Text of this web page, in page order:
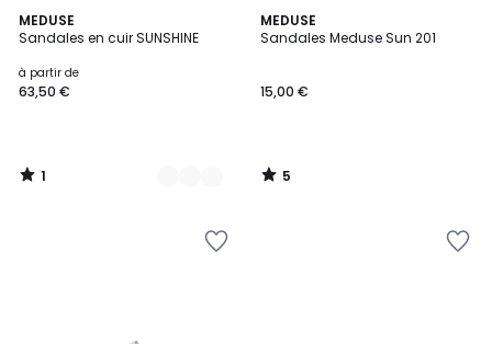
MEDUSE
Sandales en cuir SUNSHINE
à partir de
63,50 €
1
/
3
Couleurs
1
/
MEDUSE
Sandales Meduse Sun 201
15,00 €
5
/
5
/